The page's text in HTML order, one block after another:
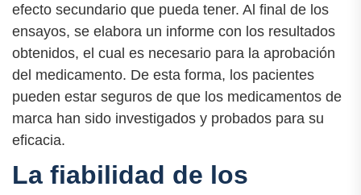
efecto secundario que pueda tener. Al final de los
ensayos, se elabora un informe con los resultados
obtenidos, el cual es necesario para la aprobación
del medicamento. De esta forma, los pacientes
pueden estar seguros de que los medicamentos de
marca han sido investigados y probados para su
eficacia.
La fiabilidad de los